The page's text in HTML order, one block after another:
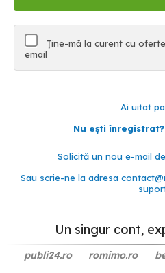
Ține-mă la curent cu
email
Ai uitat
Nu ești
Solicită un nou e-mail
Sau scrie-ne la adresa
Un singur cont,
publi24.ro romimo.ro